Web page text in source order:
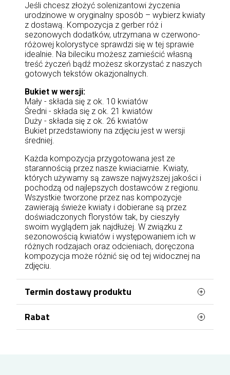
Jeśli chcesz złożyć solenizantowi życzenia
urodzinowe w oryginalny sposób – wybierz kwiaty
z dostawą. Kompozycja z gerber róż i
sezonowych dodatków, utrzymana w czerwono-
różowej kolorystyce sprawdzi się w tej sprawie
idealnie. Na bileciku możesz zamieścić własną
treść życzeń bądź możesz skorzystać z naszych
gotowych tekstów okazjonalnych.
Bukiet w wersji:
Mały - składa się z ok. 10 kwiatów
Średni - składa się z ok. 21 kwiatów
Duży - składa się z ok. 26 kwiatów
Bukiet przedstawiony na zdjęciu jest w wersji
średniej.
Każda kompozycja przygotowana jest ze
starannością przez nasze kwiaciarnie. Kwiaty,
których używamy są zawsze najwyższej jakości i
pochodzą od najlepszych dostawców z regionu.
Wszystkie tworzone przez nas kompozycje
zawierają świeże kwiaty i dobierane są przez
doświadczonych florystów tak, by cieszyły
swoim wyglądem jak najdłużej. W związku z
sezonowością kwiatów i występowaniem ich w
różnych rodzajach oraz odcieniach, doręczona
kompozycja może różnić się od tej widocznej na
zdjęciu.
Termin dostawy produktu
Kwiaty mogą być doręczone jeszcze tego
samego dnia, najwcześniej w ciągu 2 godzin, jeżeli
Rabat